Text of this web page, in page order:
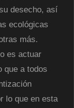
desecho, así
ecológicas
más.
es actuar
que a todos
lo que en esta